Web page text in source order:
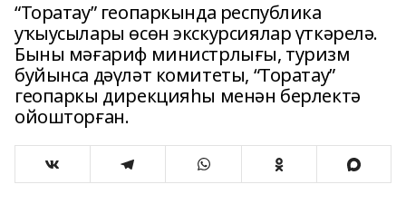
“Торатау” геопаркында республика
уҡыусылары өсөн экскурсиялар үткәрелә.
Быны мәғариф министрлығы, туризм
буйынса дәүләт комитеты, “Торатау”
геопаркы дирекцияһы менән берлектә
ойошторған.